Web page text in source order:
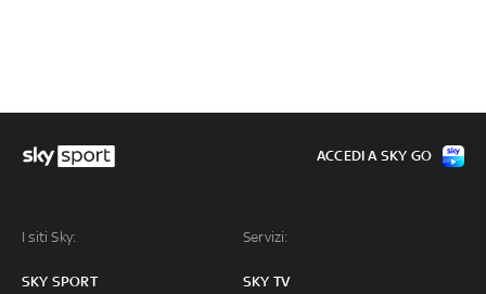
I siti Sky:
SKY SPORT
Servizi:
SKY TV
ACCEDI A SKY GO